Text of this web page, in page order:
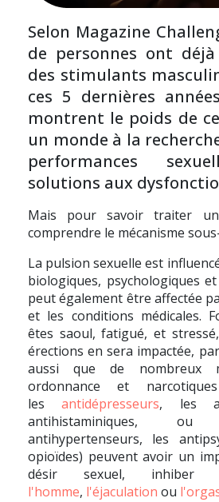
Selon Magazine
de personnes ont
des stimulants
ces 5 dernières
montrent le poids de
un monde à la
performances
solutions aux
Mais pour savoir traiter
comprendre le mécanisme
La pulsion sexuelle est
biologiques, psychologiques
peut également être affectée
et les conditions médicales.
êtes saoul, fatigué, et
érections en sera impactée,
aussi que de nombreux
ordonnance et
lesantidépresseurs, les
antihistaminiques,
antihypertenseurs, les
opioïdes) peuvent avoir un
désir sexuel, inhiber
l'homme, l'éjaculation ou